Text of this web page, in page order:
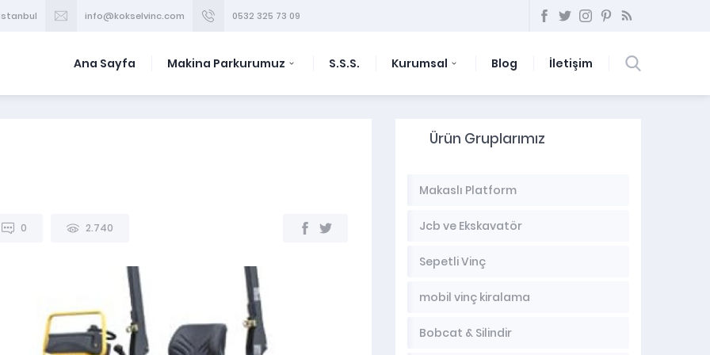
info@kokselvinc.com 0532 325 73 09
Ana Sayfa Makina Parkurumuz S.S.S. Kurumsal Blog İletişim
0 2.740
Ürün Gruplarımız
Makaslı Platform
Jcb ve Ekskavatör
Sepetli Vinç
mobil vinç kiralama
Bobcat & Silindir